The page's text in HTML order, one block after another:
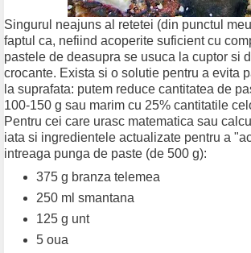
Singurul neajuns al retetei (din punctul
faptul ca, nefiind acoperite suficient cu
pastele de deasupra se usuca la cuptor si
crocante. Exista si o solutie pentru a evita
la suprafata: putem reduce cantitatea de
100-150 g sau marim cu 25% cantitatile
Pentru cei care urasc matematica sau
iata si ingredientele actualizate pentru a
intreaga punga de paste (de 500 g):
375 g branza telemea
250 ml smantana
125 g unt
5 oua